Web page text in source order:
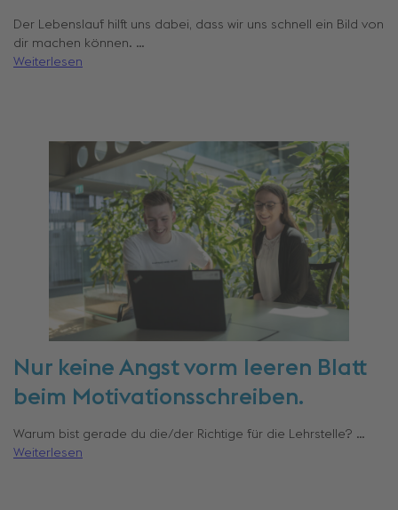
Der Lebenslauf hilft uns dabei, dass wir uns schnell ein Bild von
dir machen können. …
Weiterlesen
Nur keine Angst vorm leeren Blatt
beim Motivationsschreiben.
Warum bist gerade du die/der Richtige für die Lehrstelle? …
Weiterlesen